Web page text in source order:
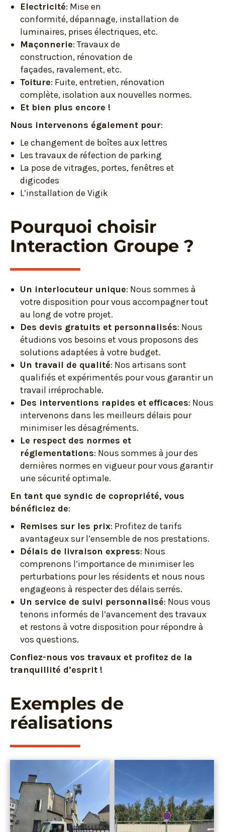
Electricité: Mise en
conformité, dépannage, installation de
luminaires, prises électriques, etc.
Maçonnerie: Travaux de
construction, rénovation de
façades, ravalement, etc.
Toiture: Fuite, entretien, rénovation
complète, isolation aux nouvelles normes.
Et bien plus encore !
Nous intervenons également pour:
Le changement de boîtes aux lettres
Les travaux de réfection de parking
La pose de vitrages, portes, fenêtres et
digicodes
L’installation de Vigik
Pourquoi choisir
Interaction Groupe ?
Un interlocuteur unique: Nous sommes à
votre disposition pour vous accompagner tout
au long de votre projet.
Des devis gratuits et personnalisés: Nous
étudions vos besoins et vous proposons des
solutions adaptées à votre budget.
Un travail de qualité: Nos artisans sont
qualifiés et expérimentés pour vous garantir un
travail irréprochable.
Des interventions rapides et efficaces: Nous
intervenons dans les meilleurs délais pour
minimiser les désagréments.
Le respect des normes et
réglementations: Nous sommes à jour des
dernières normes en vigueur pour vous garantir
une sécurité optimale.
En tant que syndic de copropriété, vous
bénéficiez de:
Remises sur les prix: Profitez de tarifs
avantageux sur l’ensemble de nos prestations.
Délais de livraison express: Nous
comprenons l’importance de minimiser les
perturbations pour les résidents et nous nous
engageons à respecter des délais serrés.
Un service de suivi personnalisé: Nous vous
tenons informés de l’avancement des travaux
et restons à votre disposition pour répondre à
vos questions.
Confiez-nous vos travaux et profitez de la
tranquillité d’esprit !
Exemples de
réalisations